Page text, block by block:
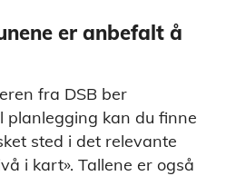
er anbefalt å
fra DSB ber
planlegging kan du finne
sted i det relevante
i kart». Tallene er også